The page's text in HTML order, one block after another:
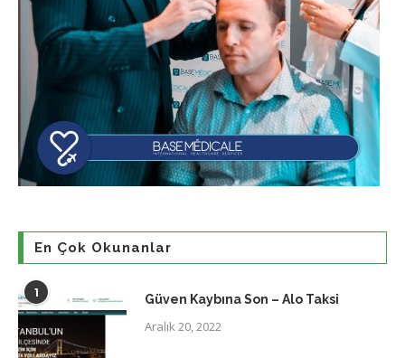
En Çok Okunanlar
1 Güven Kaybına Son – Alo Taksi
Aralık 20, 2022